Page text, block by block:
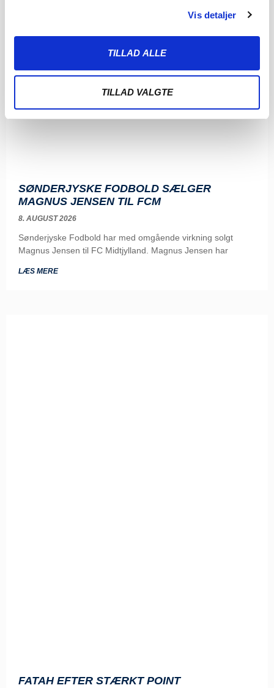
Vis detaljer
TILLAD ALLE
TILLAD VALGTE
SØNDERJYSKE FODBOLD SÆLGER
MAGNUS JENSEN TIL FCM
8. AUGUST 2026
Sønderjyske Fodbold har med omgående virkning solgt
Magnus Jensen til FC Midtjylland. Magnus Jensen har
LÆS MERE
FATAH EFTER STÆRKT POINT